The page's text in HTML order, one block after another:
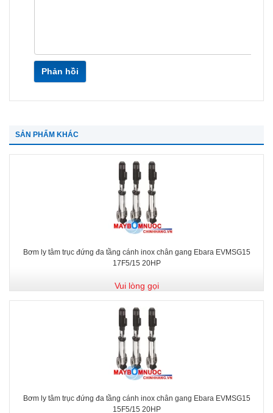
Phản hồi
SẢN PHẨM KHÁC
Bơm ly tâm trục đứng đa tầng cánh inox chân gang Ebara EVMSG15
17F5/15 20HP
Vui lòng gọi
Bơm ly tâm trục đứng đa tầng cánh inox chân gang Ebara EVMSG15
15F5/15 20HP